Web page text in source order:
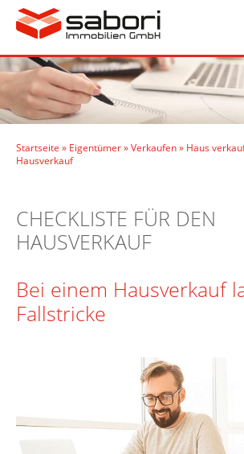
Startseite » Eigentümer»Verkaufen» Haus
Hausverkauf
CHECKLISTE FÜR DEN
HAUSVERKAUF
Bei einem Hausverkauf
Fallstricke